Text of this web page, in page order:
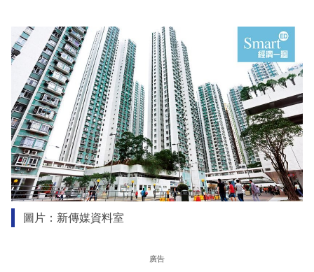
圖片：新傳媒資料室
廣告